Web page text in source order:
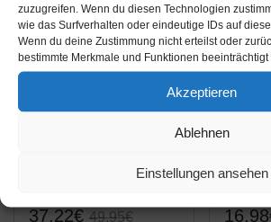
zuzugreifen. Wenn du diesen Technologien
wie das Surfverhalten oder eindeutige IDs auf
Wenn du deine Zustimmung nicht erteilst oder
bestimmte Merkmale und Funktionen beeinträchtigt
Akzeptieren
Ablehnen
Einstellungen ansehen
-25%
37,22€ 49,95€